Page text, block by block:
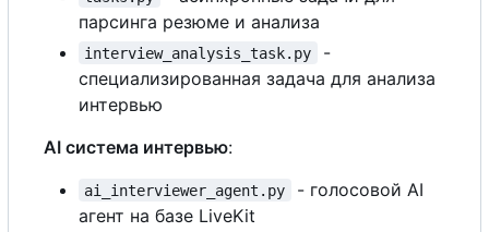
парсинга резюме и анализа
interview_analysis_task.py
-
специализированная задача для анализа
интервью
AI система интервью:
ai_interviewer_agent.py
- голосовой AI
агент на базе LiveKit